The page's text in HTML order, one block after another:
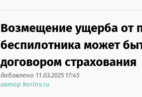
Возмещение ущерба от
беспилотника может
договором страхования
добавлено 11.03.2025 17:45
автор korins.ru